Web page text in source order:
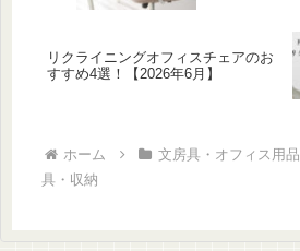
リクライニングオフィスチェアのお
すすめ4選！【2026年6月】
ホーム 文房具・オフィス用品
具・収納